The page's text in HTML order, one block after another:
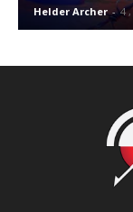
Helder Archer - 4